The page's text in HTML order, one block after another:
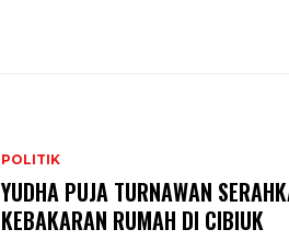
POLITIK
YUDHA PUJA TURNAWAN
KEBAKARAN RUMAH DI CIBIUK